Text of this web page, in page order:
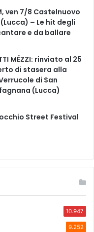
ven 7/8 Castelnuovo
– Le hit degli
e da ballare
MÉZZI: rinviato al 25
di stasera alla
di San
(Lucca)
Street Festival
10.947
9.252